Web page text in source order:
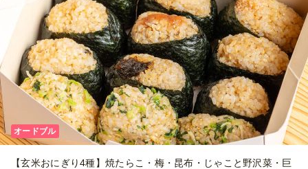
オードブル
【玄米おにぎり4種】焼たらこ・梅・昆布・じゃこと野沢菜・巨